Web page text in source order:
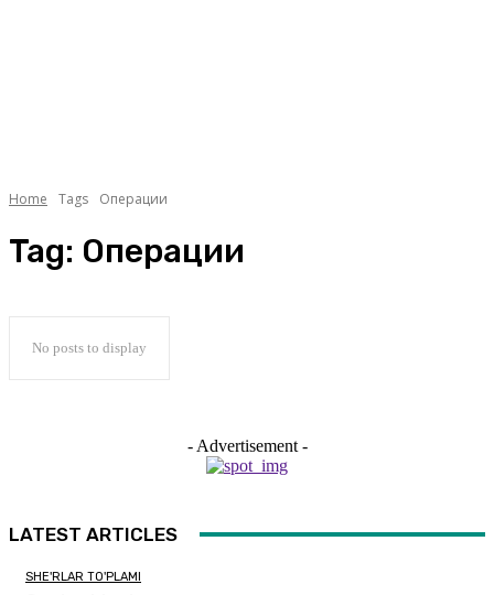
Home Tags Операции
Tag: Операции
No posts to display
- Advertisement -
LATEST ARTICLES
SHE'RLAR TO'PLAMI